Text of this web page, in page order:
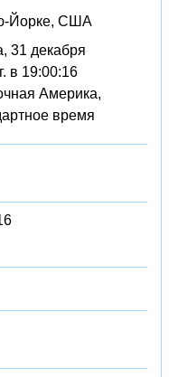
Йорке, США
31 декабря
в 19:00:16
Америка,
время